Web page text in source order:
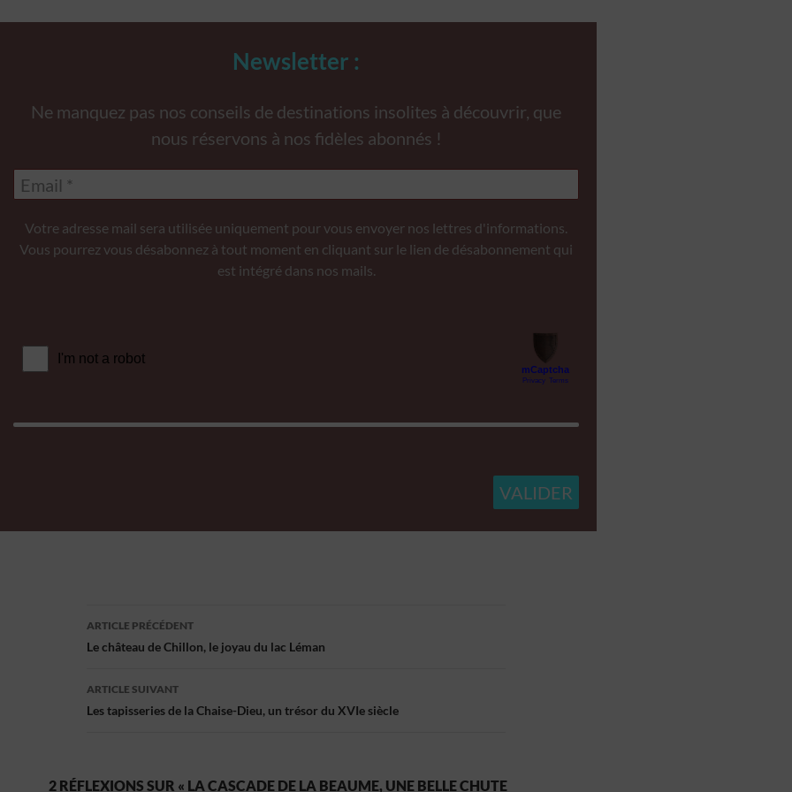
la sécurité, prévenir et détecter la fraude et réparer les
Fournir et présenter des publicités et du contenu,Newsletter :
Ne manquez pas nos conseils de destinations insolites à découvrir, que
nous réservons à nos fidèles abonnés !
Votre adresse mail sera utilisée uniquement pour vous envoyer nos lettres d'informations.
Vous pourrez vous désabonnez à tout moment en cliquant sur le lien de désabonnement qui
est intégré dans nos mails.
des
articles
ARTICLE PRÉCÉDENT
Le château de Chillon, le joyau du lac Léman
ARTICLE SUIVANT
Les tapisseries de la Chaise-Dieu, un trésor du XVIe siècle
2 RÉFLEXIONS SUR « LA CASCADE DE LA BEAUME, UNE BELLE CHUTE